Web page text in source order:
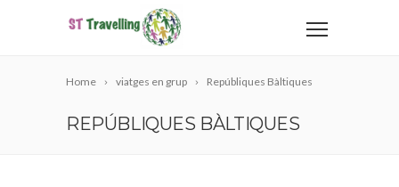
Home viatges en grup Repúbliques Bàltiques
REPÚBLIQUES BÀLTIQUES